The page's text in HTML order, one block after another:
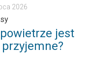
2026
jest